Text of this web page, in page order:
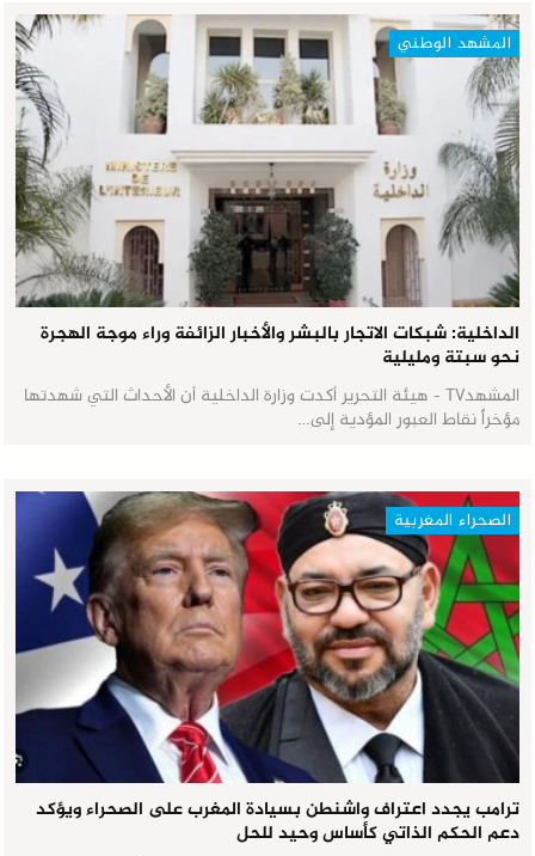
المشهد الوطني
الداخلية: شبكات الاتجار بالبشر والأخبار الزائفة وراء موجة الهجرة
نحو سبتة ومليلية
المشهدTV - هيئة التحرير أكدت وزارة الداخلية أن الأحداث التي شهدتها
مؤخراً نقاط العبور المؤدية إلى…
الصحراء المغربية
ترامب يجدد اعتراف واشنطن بسيادة المغرب على الصحراء ويؤكد
دعم الحكم الذاتي كأساس وحيد للحل